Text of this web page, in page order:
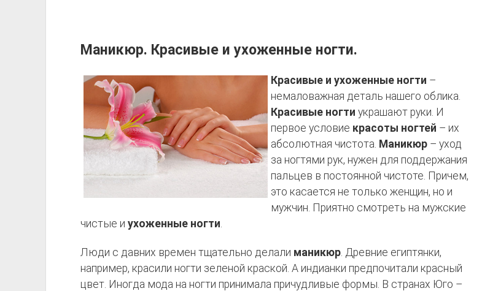
Маникюр. Красивые и ухоженные ногти.
Красивые и ухоженные ногти –
немаловажная деталь нашего облика.
Красивые ногти украшают руки. И
первое условие красоты ногтей – их
абсолютная чистота. Маникюр– уход
за ногтями рук, нужен для поддержания
пальцев в постоянной чистоте. Причем,
это касается не только женщин, но и
мужчин. Приятно смотреть на мужские
чистые и ухоженные ногти
Люди с давних времен тщательно делали маникюр. Древние египтянки,
например, красили ногти зеленой краской. А индианки предпочитали красный
цвет. Иногда мода на ногти принимала причудливые формы. В странах Юго –